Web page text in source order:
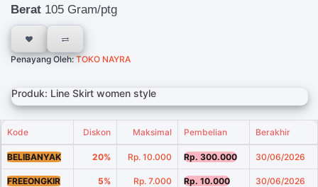
Berat 105 Gram/ptg
Penayang Oleh:TOKO NAYRA
Produk: Line Skirt women style
Kode Diskon Maksimal Pembelian Berakhir
BELIBANYAK 20% Rp. 10.000 Rp. 300.000 30/06/2026
FREEONGKIR 5% Rp. 7.000 Rp. 10.000 30/06/2026